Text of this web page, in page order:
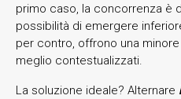
primo caso, la concorrenza è
possibilità di emergere
per contro, offrono una
meglio contestualizzati.
La soluzione ideale? Alternare